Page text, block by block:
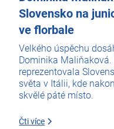
Slovensko na
ve florbale
Velkého úspěchu
Dominika
reprezentovala
světa v Itálii, kde
skvělé páté místo.
Čti více